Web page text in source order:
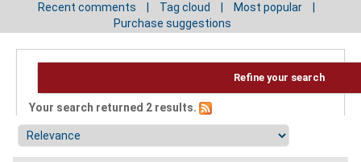
Recent comments
Tag cloud
Most popular
Purchase suggestions
Refine your search
Your search returned 2 results.